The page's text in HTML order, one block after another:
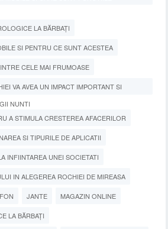
LA BĂRBAȚI
SI PENTRU CE SUNT ACESTEA
CELE MAI FRUMOASE
VA AVEA UN IMPACT IMPORTANT SI
NUNTI
A STIMULA CRESTEREA AFACERILOR
SI TIPURILE DE APLICATII
INFIINTAREA UNEI SOCIETATI
IN ALEGEREA ROCHIEI DE MIREASA
JANTE MAGAZIN ONLINE
LA BĂRBAȚI